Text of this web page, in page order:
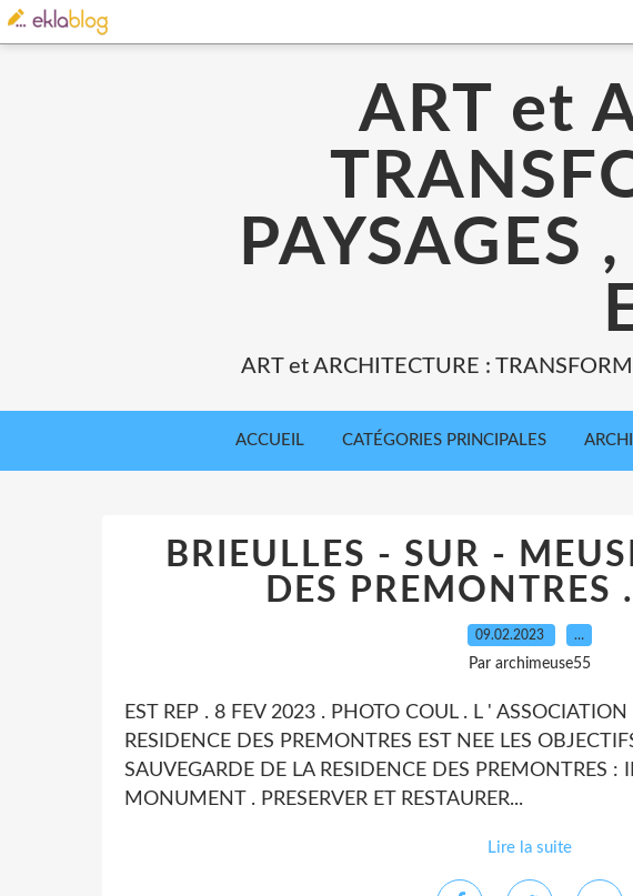
ART et
PAYSAGES
ART et ARCHITECTURE :
ACCUEIL CATÉGORIES PRINCIPALES
BRIEULLES - SUR -
DES PREMONTRES
09.02.2023 …
Par archimeuse55
EST REP . 8 FEV 2023 . PHOTO COUL . L '
RESIDENCE DES PREMONTRES EST NEE LES
SAUVEGARDE DE LA RESIDENCE DES PREMONTRES :
MONUMENT . PRESERVER ET RESTAURER...
Lire la suite